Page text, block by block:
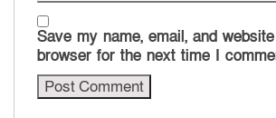
Save my name, email, and
browser for the next time I